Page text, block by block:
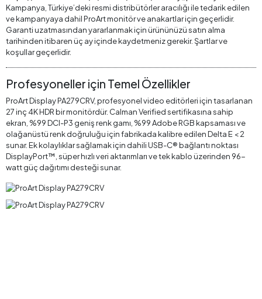
Kampanya, Türkiye’deki resmi distribütörler aracılığı ile tedarik edilen
ve kampanyaya dahil ProArt monitör ve anakartlar için geçerlidir.
Garanti uzatmasından yararlanmak için ürününüzü satın alma
tarihinden itibaren üç ay içinde kaydetmeniz gerekir. Şartlar ve
koşullar geçerlidir.
Profesyoneller için Temel Özellikler
ProArt Display PA279CRV, profesyonel video editörleri için tasarlanan
27 inç 4K HDR bir monitördür. Calman Verified sertifikasına sahip
ekran, %99 DCI-P3 geniş renk gamı, %99 Adobe RGB kapsaması ve
olağanüstü renk doğruluğu için fabrikada kalibre edilen Delta E < 2
sunar. Ek kolaylıklar sağlamak için dahili USB-C® bağlantı noktası
DisplayPort™, süper hızlı veri aktarımları ve tek kablo üzerinden 96-
watt güç dağıtımı desteği sunar.